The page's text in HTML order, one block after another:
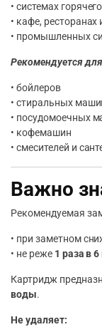
• системах
• кафе, ресторанах
• промышленных
Рекомендуется
• бойлеров
• стиральных
• посудомоечных
• кофемашин
• смесителей и
Важно
Рекомендуемая
• при заметном
• не реже 1 раза в
Картридж
воды.
Не удаляет: